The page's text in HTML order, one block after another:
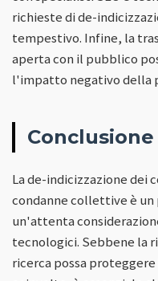
richieste di de-
tempestivo. Infine, la
aperta con il pubblico
l'impatto negativo della
Conclusione
La de-indicizzazione dei
condanne collettive è un
un'attenta
tecnologici. Sebbene la
ricerca possa